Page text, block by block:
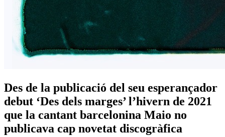
Des de la publicació del seu esperançador
debut ‘Des dels marges’ l’hivern de 2021
que la cantant barcelonina Maio no
publicava cap novetat discogràfica